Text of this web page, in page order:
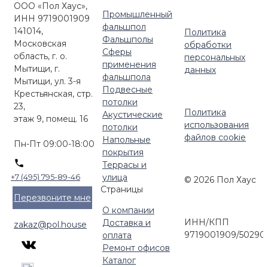
ООО «Пол Хаус»,
ИНН 9719001909
141014,
Московская
область, г. о.
Мытищи, г.
Мытищи, ул. 3-я
Крестьянская, стр.
23,
этаж 9, помещ. 16
Пн-Пт 09:00-18:00
+7 (495) 795-89-46
Перезвоните мне
zakaz@pol.house
Промышленный
фальшпол
Фальшполы
Сферы
применения
фальшпола
Подвесные
потолки
Акустические
потолки
Напольные
покрытия
Террасы и
улица
Страницы
О компании
Доставка и
оплата
Ремонт офисов
Каталог
Политика
обработки
персональных
данных
Политика
использования
файлов cookie
© 2026 Пол Хаус
ИНН/КПП
9719001909/